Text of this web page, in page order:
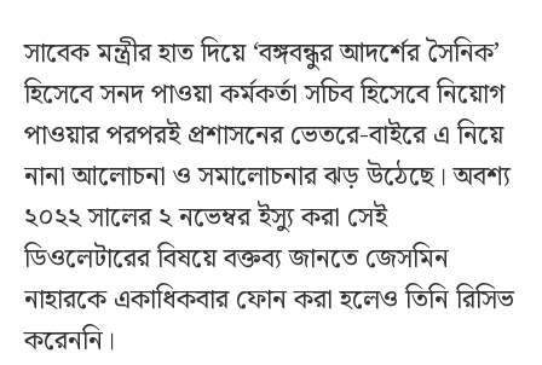
সাবেক মন্ত্রীর হাত দিয়ে ‘বঙ্গবন্ধুর আদর্শের সৈনিক’
হিসেবে সনদ পাওয়া কর্মকর্তা সচিব হিসেবে নিয়োগ
পাওয়ার পরপরই প্রশাসনের ভেতরে-বাইরে এ নিয়ে
নানা আলোচনা ও সমালোচনার ঝড় উঠেছে। অবশ্য
২০২২ সালের ২ নভেম্বর ইস্যু করা সেই
ডিওলেটারের বিষয়ে বক্তব্য জানতে জেসমিন
নাহারকে একাধিকবার ফোন করা হলেও তিনি রিসিভ
করেননি।